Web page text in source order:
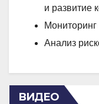
и развитие
Анализ
ВИДЕО